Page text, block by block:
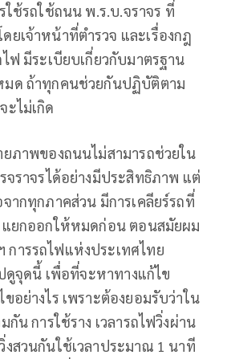
ใช้รถใช้ถนน พ.ร.บ.จราจร ที่
ยเจ้าหน้าที่ตำรวจ และเรื่องกฎ
ฟ มีระเบียบเกี่ยวกับมาตรฐาน
มด ถ้าทุกคนช่วยกันปฏิบัติตาม
ะไม่เกิด
ยภาพของถนนไม่สามารถช่วยใน
จราจรได้อย่างมีประสิทธิภาพ แต่
ากทุกภาคส่วน มีการเคลียร์รถที่
ยกออกให้หมดก่อน ตอนสมัยผม
การรถไฟแห่งประเทศไทย
ดูจุดนี้ เพื่อที่จะหาทางแก้ไข
อย่างไร เพราะต้องยอมรับว่าใน
กัน การใช้ราง เวลารถไฟวิ่งผ่าน
สวนกันใช้เวลาประมาณ 1 นาที